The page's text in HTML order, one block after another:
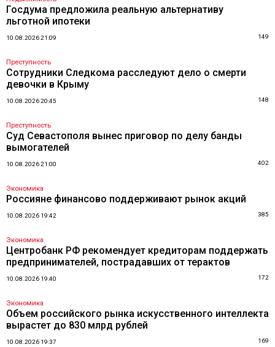
Госдума предложила реальную альтернативу
льготной ипотеки
10.08.2026 21:09 149
Преступность
Сотрудники Следкома расследуют дело о смерти
девочки в Крыму
10.08.2026 20:45 148
Преступность
Суд Севастополя вынес приговор по делу банды
вымогателей
10.08.2026 21:00 402
Экономика
Россияне финансово поддерживают рынок акций
10.08.2026 19:42 385
Экономика
Центробанк РФ рекомендует кредиторам поддержать
предпринимателей, пострадавших от терактов
10.08.2026 19:40 172
Экономика
Объем российского рынка искусственного интеллекта
вырастет до 830 млрд рублей
10.08.2026 19:37 169